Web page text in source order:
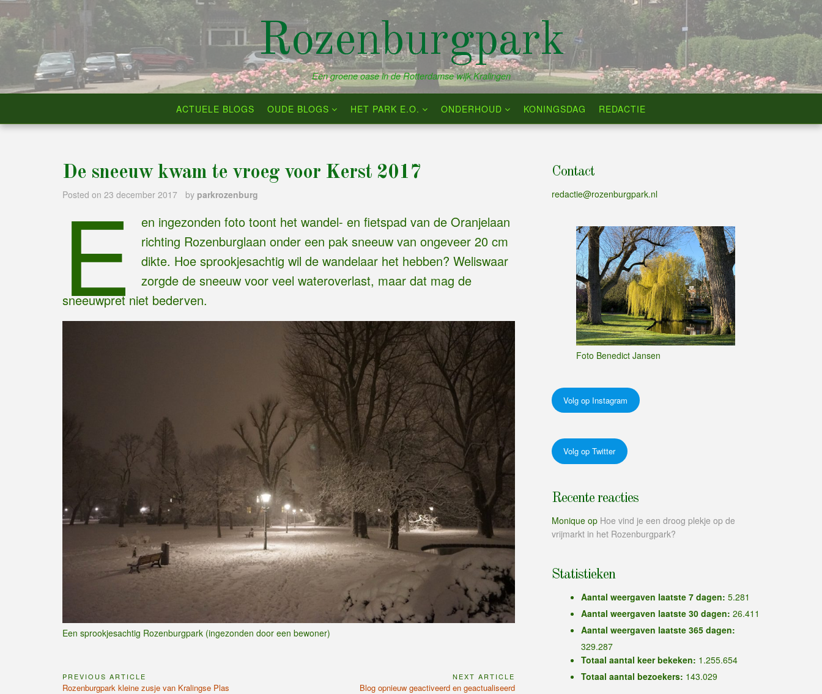
to
content
Rozenburgpark
Een groene oase in de Rotterdamse wijk Kralingen
ACTUELE BLOGS OUDE BLOGS HET PARK E.O. ONDERHOUD KONINGSDAG REDACTIE
De sneeuw kwam te vroeg voor Kerst 2017
Posted on 23 december 2017 by parkrozenburg
E
en ingezonden foto toont het wandel- en fietspad van de Oranjelaan
richting Rozenburglaan onder een pak sneeuw van ongeveer 20 cm
dikte. Hoe sprookjesachtig wil de wandelaar het hebben? Weliswaar
zorgde de sneeuw voor veel wateroverlast, maar dat mag de
sneeuwpret niet bederven.
Een sprookjesachtig Rozenburgpark (ingezonden door een bewoner)
Bericht
PREVIOUS ARTICLE
Previous
Rozenburgpark kleine zusje van Kralingse Plas
NEXT ARTICLE
Next
Blog opnieuw geactiveerd en geactualiseerd
Contact
redactie@rozenburgpark.nl
Foto Benedict Jansen
Volg op Instagram
Volg op Twitter
Recente reacties
Monique op Hoe vind je een droog plekje op de
vrijmarkt in het Rozenburgpark?
Statistieken
Aantal weergaven laatste 7 dagen: 5.281
Aantal weergaven laatste 30 dagen: 26.411
Aantal weergaven laatste 365 dagen:
329.287
Totaal aantal keer bekeken: 1.255.654
Totaal aantal bezoekers: 143.029